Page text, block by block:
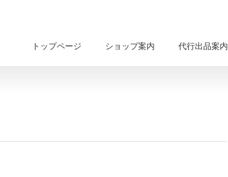
トップページ ショップ案内 代行出品案内